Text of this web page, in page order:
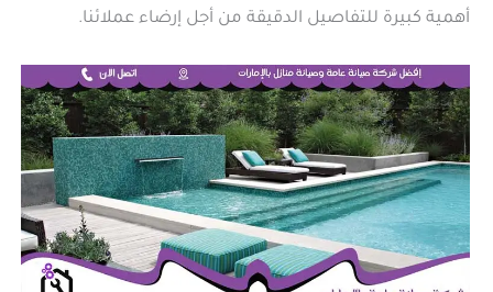
أهمية كبيرة للتفاصيل الدقيقة من أجل إرضاء عملائنا.